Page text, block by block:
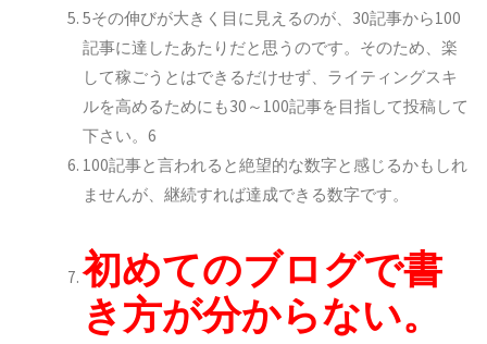
5その伸びが大きく目に見えるのが、30記事から100
記事に達したあたりだと思うのです。そのため、楽
して稼ごうとはできるだけせず、ライティングスキ
ルを高めるためにも30～100記事を目指して投稿して
下さい。6
100記事と言われると絶望的な数字と感じるかもしれ
ませんが、継続すれば達成できる数字です。
初めてのブログで書
き方が分からない。